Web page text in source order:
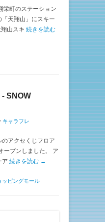
栄町のステーション
天翔山」にスキー
山スキ 続きを読む
SNOW
キャラフレ
アクセくじフロア
ープンしました。 ア
ア 続きを読む →
ッピングモール